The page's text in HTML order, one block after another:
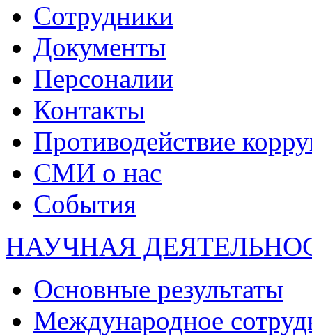
Сотрудники
Документы
Персоналии
Контакты
Противодействие
СМИ о нас
События
НАУЧНАЯ
Основные результаты
Международное